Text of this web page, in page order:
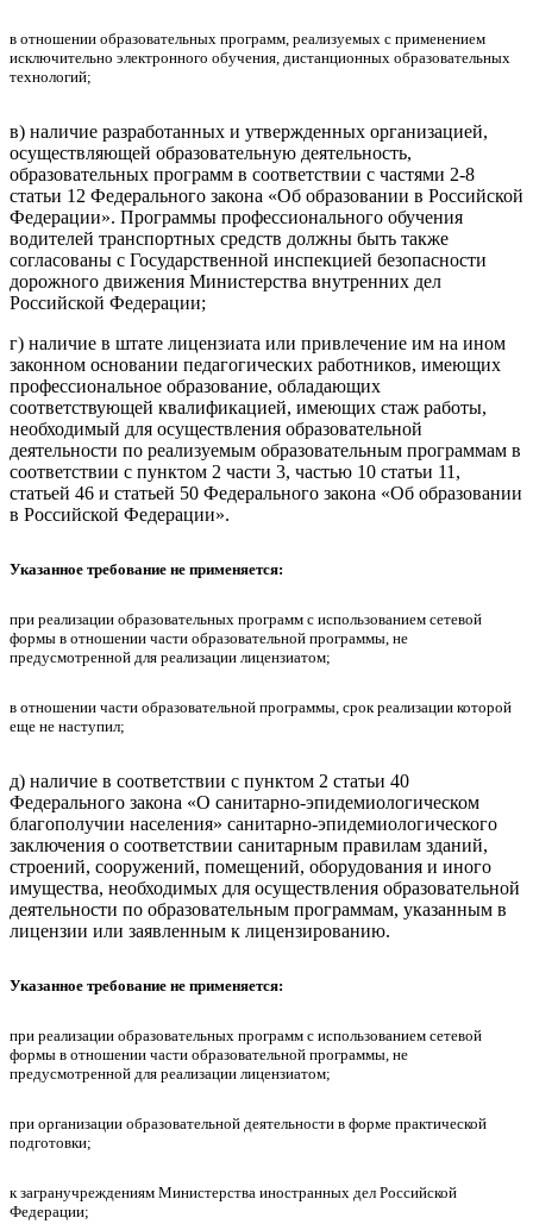
в отношении образовательных программ, реализуемых с применением
исключительно электронного обучения, дистанционных образовательных
технологий;
в) наличие разработанных и утвержденных организацией,
осуществляющей образовательную деятельность,
образовательных программ в соответствии с частями 2-8
статьи 12 Федерального закона «Об образовании в Российской
Федерации». Программы профессионального обучения
водителей транспортных средств должны быть также
согласованы с Государственной инспекцией безопасности
дорожного движения Министерства внутренних дел
Российской Федерации;
г) наличие в штате лицензиата или привлечение им на ином
законном основании педагогических работников, имеющих
профессиональное образование, обладающих
соответствующей квалификацией, имеющих стаж работы,
необходимый для осуществления образовательной
деятельности по реализуемым образовательным программам в
соответствии с пунктом 2 части 3, частью 10 статьи 11,
статьей 46 и статьей 50 Федерального закона «Об образовании
в Российской Федерации».
Указанное требование не применяется:
при реализации образовательных программ с использованием сетевой
формы в отношении части образовательной программы, не
предусмотренной для реализации лицензиатом;
в отношении части образовательной программы, срок реализации которой
еще не наступил;
д) наличие в соответствии с пунктом 2 статьи 40
Федерального закона «О санитарно-эпидемиологическом
благополучии населения» санитарно-эпидемиологического
заключения о соответствии санитарным правилам зданий,
строений, сооружений, помещений, оборудования и иного
имущества, необходимых для осуществления образовательной
деятельности по образовательным программам, указанным в
лицензии или заявленным к лицензированию.
Указанное требование не применяется:
при реализации образовательных программ с использованием сетевой
формы в отношении части образовательной программы, не
предусмотренной для реализации лицензиатом;
при организации образовательной деятельности в форме практической
подготовки;
к загранучреждениям Министерства иностранных дел Российской
Федерации;